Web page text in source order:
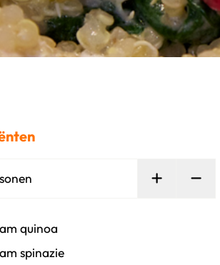
Persoon
quinoa
dit selectievakje aan te vinken
spinazie